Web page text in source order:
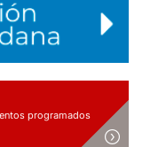
programados